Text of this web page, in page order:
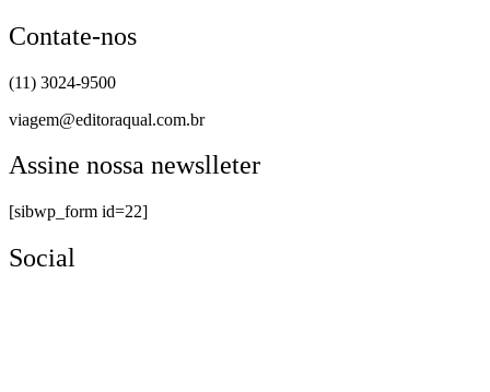
Contate-nos
(11) 3024-9500
viagem@editoraqual.com.br
Assine nossa newslleter
[sibwp_form id=22]
Social